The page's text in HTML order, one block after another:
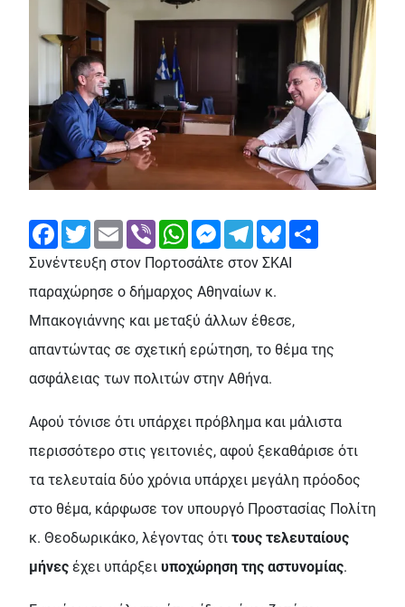
FacebookTwitterEmail Viber WhatsAppMessengerTelegramBluesky
Συνέντευξη στον Πορτοσάλτε στον ΣΚΑΙ
παραχώρησε ο δήμαρχος Αθηναίων κ.
Μπακογιάννης και μεταξύ άλλων έθεσε,
απαντώντας σε σχετική ερώτηση, το θέμα της
ασφάλειας των πολιτών στην Αθήνα.
Αφού τόνισε ότι υπάρχει πρόβλημα και μάλιστα
περισσότερο στις γειτονιές, αφού ξεκαθάρισε ότι
τα τελευταία δύο χρόνια υπάρχει μεγάλη πρόοδος
στο θέμα, κάρφωσε τον υπουργό Προστασίας Πολίτη
κ. Θεοδωρικάκο, λέγοντας ότι τους τελευταίους
μήνες έχει υπάρξει υποχώρηση της αστυνομίας.